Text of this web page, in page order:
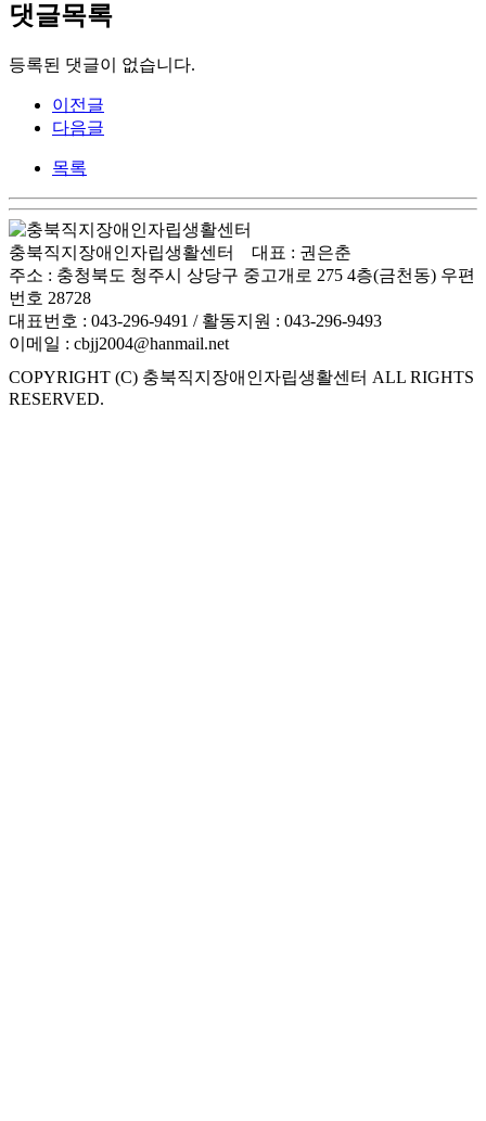
댓글목록
등록된 댓글이 없습니다.
이전글
다음글
목록
충북직지장애인자립생활센터 대표 : 권은춘
주소 : 충청북도 청주시 상당구 중고개로 275 4층(금천동) 우편
번호 28728
대표번호 : 043-296-9491 / 활동지원 : 043-296-9493
이메일 : cbjj2004@hanmail.net
COPYRIGHT (C) 충북직지장애인자립생활센터 ALL RIGHTS
RESERVED.